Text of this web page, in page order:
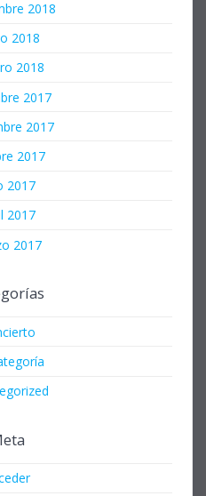
2018
2018
2018
2017
2017
2017
2017
2017
2017